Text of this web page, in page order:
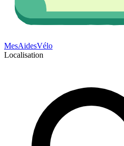
MesAidesVélo
Localisation